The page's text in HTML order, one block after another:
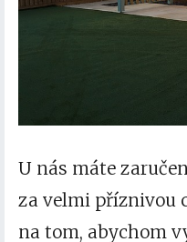
U nás máte
za velmi příznivou
na tom, abychom